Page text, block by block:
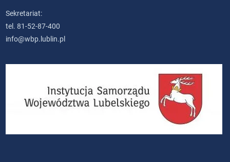
Sekretariat:
tel. 81-52-87-400
info@wbp.lublin.pl